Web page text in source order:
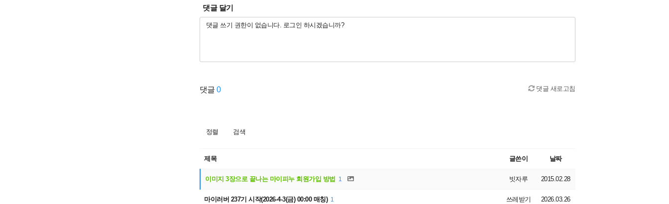
댓글 달기
댓글 0 댓글 새로고침
정렬 검색
제목 글쓴이 날짜
이미지 3장으로 끝나는 마이피누 회원가입 방법 1 빗자루 2015.02.28
마이러버 237기 시작(2026-4-3(금) 00:00 매칭) 1 쓰레받기 2026.03.26